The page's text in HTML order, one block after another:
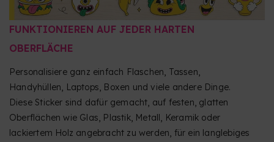
FUNKTIONIEREN AUF JEDER HARTEN
OBERFLÄCHE
Personalisiere ganz einfach Flaschen, Tassen,
Handyhüllen, Laptops, Boxen und viele andere Dinge.
Diese Sticker sind dafür gemacht, auf festen, glatten
Oberflächen wie Glas, Plastik, Metall, Keramik oder
lackiertem Holz angebracht zu werden, für ein langlebiges